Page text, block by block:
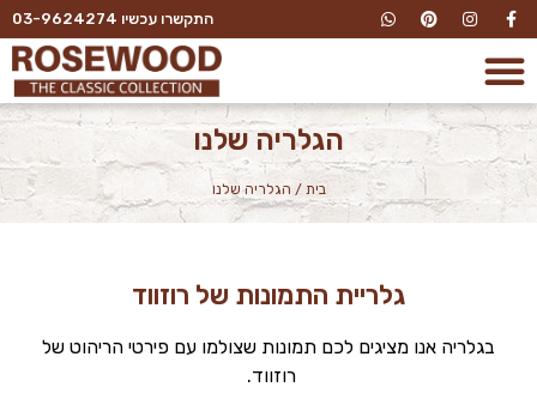
התקשרו עכשיו 03-9624274
הגלריה שלנו
בית / הגלריה שלנו
גלריית התמונות של רוזווד
בגלריה אנו מציגים לכם תמונות שצולמו עם פירטי הריהוט של
רוזווד.